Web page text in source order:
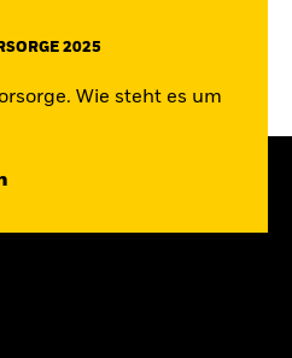
2025
Wie steht es um